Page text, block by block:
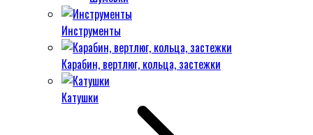
Инструменты
Карабин, вертлюг, кольца, застежки
Катушки